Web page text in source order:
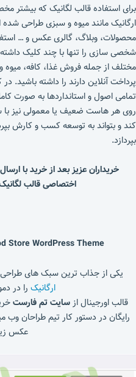
برای استفاده قالب لگانیک که
ارگانیک مانند میوه و سبزی طراحی
محصولات، وبلاگ، گالری عکس و …
شخصی سازی را تنها با چند کلیک
مختلف از جمله فروش غذا، کافه،
پرداخت آنلاین دارند را داشته باشید.
تمامی اصول و استانداردها به صورت
روی هر هاست ضعیف یا معمولی نیز
کند و بتواند به توسعه کسب و کارش
بپردازد.
خریداران عزیز بعد از خرید با
اختصاصی قالب
Store WordPress Theme
یکی از جذاب ترین سبک های
ارگانیک را در
قالب اورجینال از سایت تم فارست
رایگان در دستور کار تیم طراحان وب
عکس